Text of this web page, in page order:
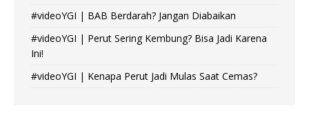
#videoYGI | BAB Berdarah? Jangan Diabaikan
#videoYGI | Perut Sering Kembung? Bisa Jadi Karena
Ini!
#videoYGI | Kenapa Perut Jadi Mulas Saat Cemas?